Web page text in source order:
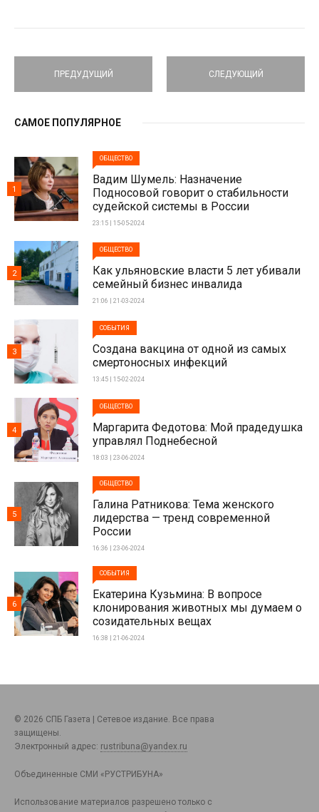
ПРЕДУДУЩИЙ СЛЕДУЮЩИЙ
САМОЕ ПОПУЛЯРНОЕ
ОБЩЕСТВО
Вадим Шумель: Назначение
Подносовой говорит о стабильности
судейской системы в России
23:15 | 15-05-2024
1
ОБЩЕСТВО
Как ульяновские власти 5 лет убивали
семейный бизнес инвалида
21:06 | 21-03-2024
2
СОБЫТИЯ
Создана вакцина от одной из самых
смертоносных инфекций
13:45 | 15-02-2024
3
ОБЩЕСТВО
Маргарита Федотова: Мой прадедушка
управлял Поднебесной
18:03 | 23-06-2024
4
ОБЩЕСТВО
Галина Ратникова: Тема женского
лидерства — тренд современной
России
16:36 | 23-06-2024
5
СОБЫТИЯ
Екатерина Кузьмина: В вопросе
клонирования животных мы думаем о
созидательных вещах
16:38 | 21-06-2024
6
© 2026 СПБ Газета | Сетевое издание. Все права
защищены.
Электронный адрес: rustribuna@yandex.ru
Объединенные СМИ «РУСТРИБУНА»
Использование материалов разрешено только с